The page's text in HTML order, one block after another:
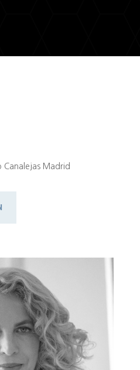
Canalejas Madrid